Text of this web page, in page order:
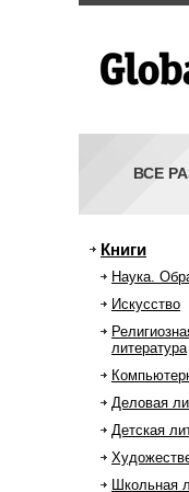
ВСЕ
Книги
Наука.
Искусство
литература
Деловая
Детская
Школьная